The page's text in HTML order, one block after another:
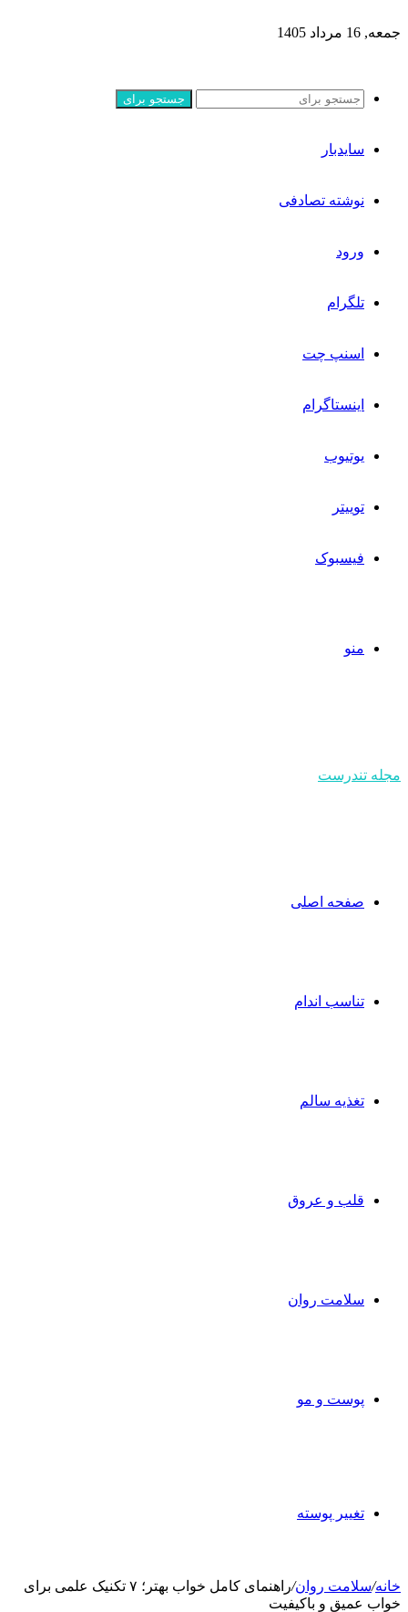
جمعه, 16 مرداد 1405
جستجو برای
سایدبار
نوشته تصادفی
ورود
تلگرام
اسنپ چت
اینستاگرام
یوتیوب
توییتر
فیسبوک
منو
مجله تندرست
صفحه اصلی
تناسب اندام
تغذیه سالم
قلب و عروق
سلامت روان
پوست و مو
تغییر پوسته
خانه/سلامت روان/
راهنمای کامل خواب بهتر؛ ۷ تکنیک علمی برای
خواب عمیق و باکیفیت